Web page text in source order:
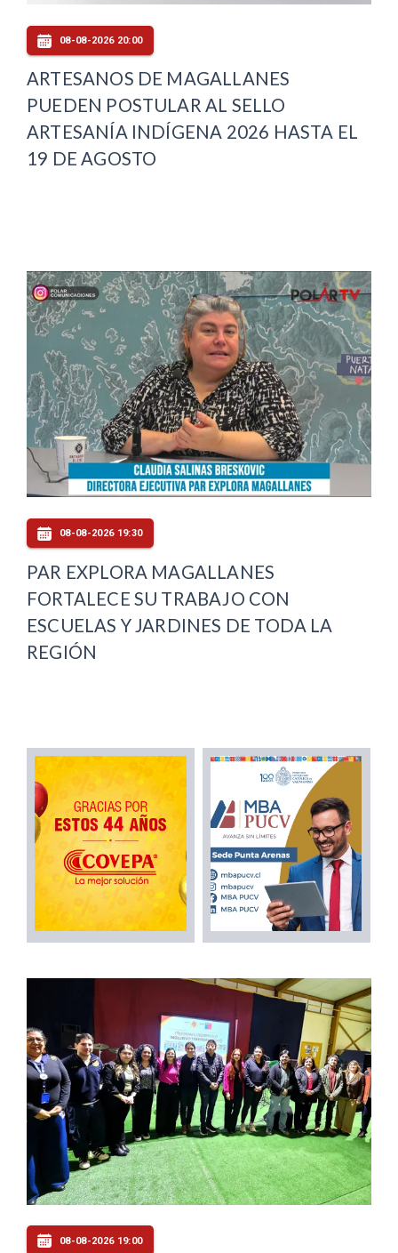
08-08-2026 20:00
ARTESANOS DE MAGALLANES
PUEDEN POSTULAR AL SELLO
ARTESANÍA INDÍGENA 2026 HASTA EL
19 DE AGOSTO
08-08-2026 19:30
PAR EXPLORA MAGALLANES
FORTALECE SU TRABAJO CON
ESCUELAS Y JARDINES DE TODA LA
REGIÓN
08-08-2026 19:00